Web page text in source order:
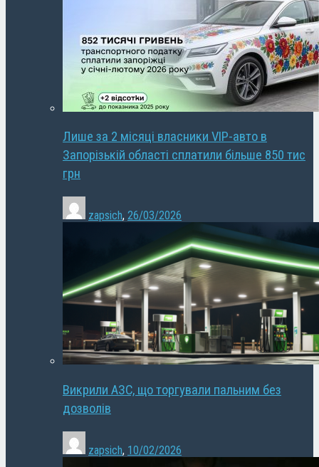
Лише за 2 місяці власники VIP-авто в
Запорізькій області сплатили більше 850 тис
грн
zapsich, 26/03/2026
Викрили АЗС, що торгували пальним без
дозволів
zapsich, 10/02/2026